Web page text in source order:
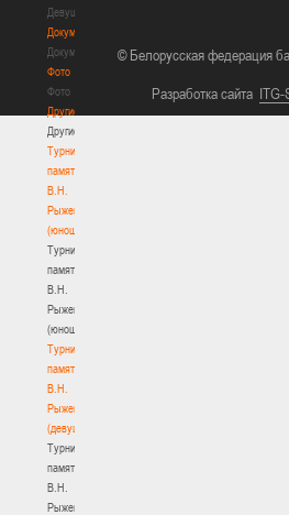
Девушки
Документы
Документы
Фото
Фото
Другие
Другие
Турнир
памяти
В.Н.
Рыженкова
(юноши)
Турнир
памяти
В.Н.
Рыженкова
(юноши)
Турнир
памяти
В.Н.
Рыженкова
(девушки)
Турнир
памяти
В.Н.
Рыженкова
© Белорусская федерация
Разработка сайта ITG-